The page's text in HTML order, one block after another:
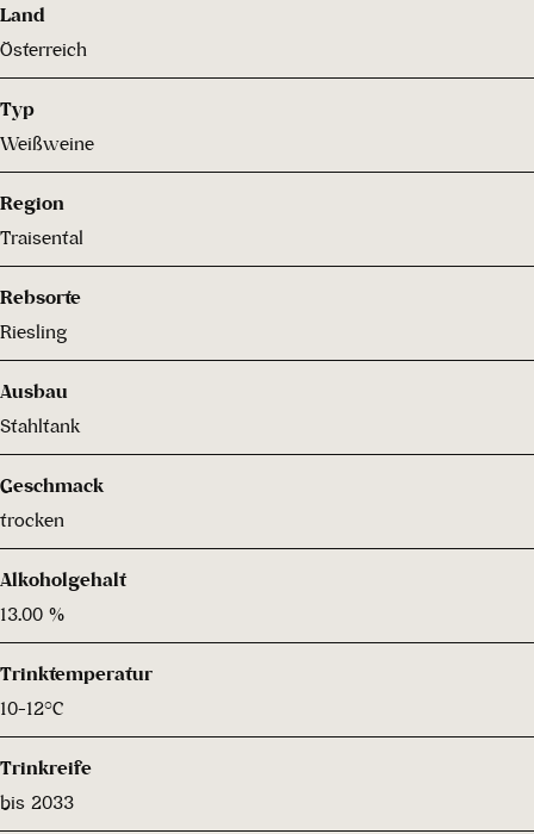
Land
Österreich
Typ
Weißweine
Region
Traisental
Rebsorte
Riesling
Ausbau
Stahltank
Geschmack
trocken
Alkoholgehalt
13.00 %
Trinktemperatur
10-12°C
Trinkreife
bis 2033